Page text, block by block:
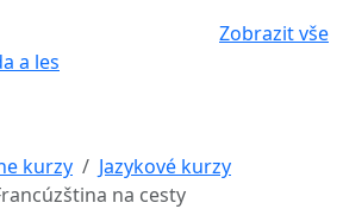
Zobrazit vše
a les
kurzy
Jazykové kurzy
na cesty